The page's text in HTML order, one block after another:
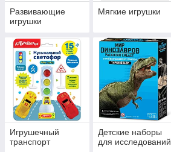
Развивающие
игрушки
Мягкие игрушки
Игрушечный
транспорт
Детские наборы
для исследований